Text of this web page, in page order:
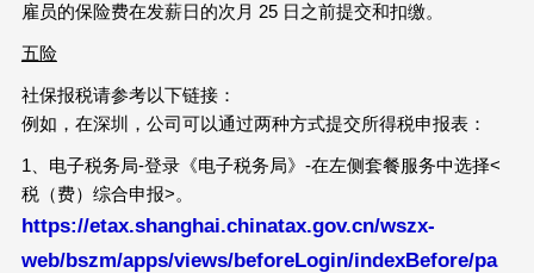
雇员的保险费在发薪日的次月 25 日之前提交和扣缴。
五险
社保报税请参考以下链接：
例如，在深圳，公司可以通过两种方式提交所得税申报表：
1、电子税务局-登录《电子税务局》-在左侧套餐服务中选择<
税（费）综合申报>。
https://etax.shanghai.chinatax.gov.cn/wszx-
web/bszm/apps/views/beforeLogin/indexBefore/pa